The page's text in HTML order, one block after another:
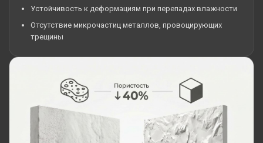
Устойчивость к деформациям при перепадах влажности
Отсутствие микрочастиц металлов, провоцирующих
трещины